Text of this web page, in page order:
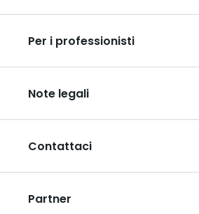
Alsazia
Ardenne
Champagne
Per i professionisti
Organizzate il vostro viaggio di gruppo
Scopri l’ART GE
Mediaroom
Note legali
Informativa sulla privacy
Avvertenze legali
Contattaci
Partner